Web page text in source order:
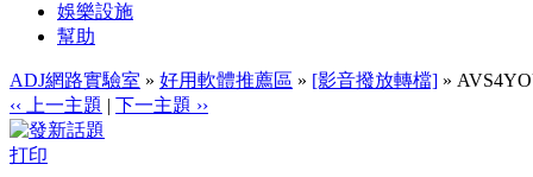
娛樂設施
幫助
ADJ網路實驗室 » 好用軟體推薦區 » [影音撥放轉檔] »
‹‹ 上一主題 | 下一主題 ››
打印